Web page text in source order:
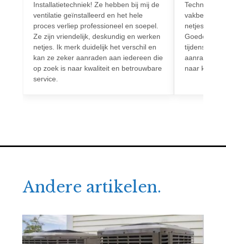
Installatietechniek! Ze hebben bij mij de
ventilatie geïnstalleerd en het hele
proces verliep professioneel en soepel.
Ze zijn vriendelijk, deskundig en werken
netjes. Ik merk duidelijk het verschil en
kan ze zeker aanraden aan iedereen die
op zoek is naar kwaliteit en betrouwbare
service.
Techniek!
netjes en
Goede
tijdens het
aanrader
naar
Andere artikelen.